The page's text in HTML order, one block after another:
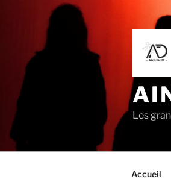
Les
Accueil